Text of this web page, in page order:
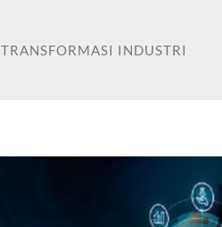
TRANSFORMASI INDUSTRI